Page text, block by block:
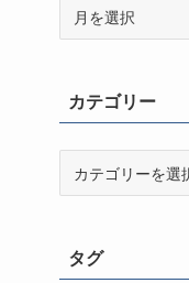
ブカテゴリー
ータグ